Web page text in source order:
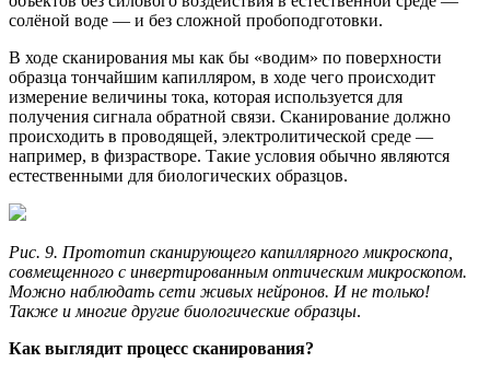
солёной воде — и без сложной пробоподготовки.
В ходе сканирования мы как бы «водим» по поверхности
образца тончайшим капилляром, в ходе чего происходит
измерение величины тока, которая используется для
получения сигнала обратной связи. Сканирование должно
происходить в проводящей, электролитической среде —
например, в физрастворе. Такие условия обычно являются
естественными для биологических образцов.
Рис. 9. Прототип сканирующего капиллярного микроскопа,
совмещенного с инвертированным оптическим микроскопом.
Можно наблюдать сети живых нейронов. И не только!
Также и многие другие биологические образцы.
Как выглядит процесс сканирования?